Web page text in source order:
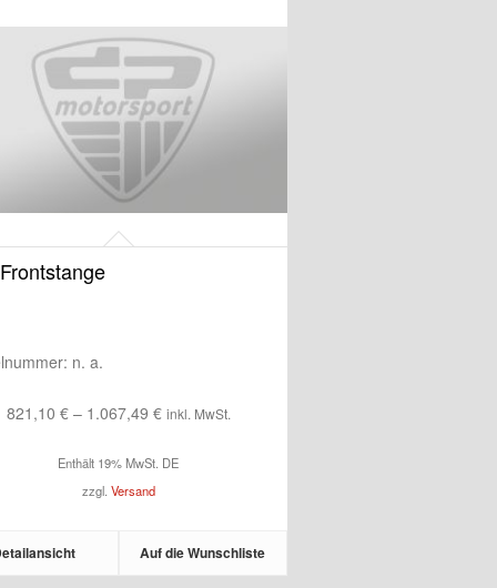
n. a.
821,10 € – 1.067,49 €Preisspanne:
bis
inkl. MwSt.
Enthält 19% MwSt. DE
zzgl. Versand
Auf die Wunschliste